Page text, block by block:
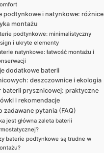
podtynkowe i natynkowe: różnice
montażu
podtynkowe: minimalistyczny
i ukryte elementy
natynkowe: łatwość montażu i
dodatkowe baterii
deszczownice i ekologia
baterii prysznicowej: praktyczne
i rekomendacje
zadawane pytania (FAQ)
jest główna zaleta baterii
baterie podtynkowe są trudne w